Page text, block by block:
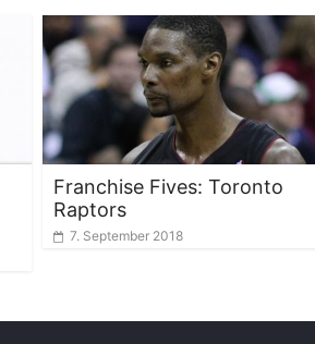
Franchise Fives: Toronto
Raptors
7. September 2018